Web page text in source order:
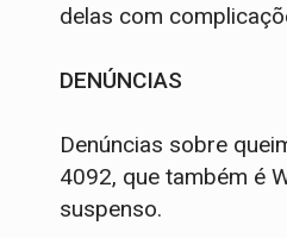
delas com
DENÚNCIAS
Denúncias sobre
4092, que também é
suspenso.